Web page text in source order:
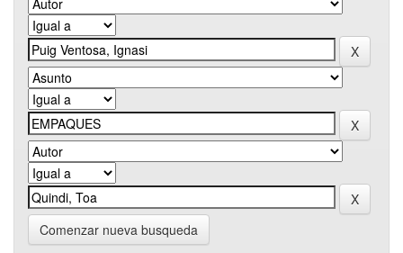
Comenzar nueva busqueda